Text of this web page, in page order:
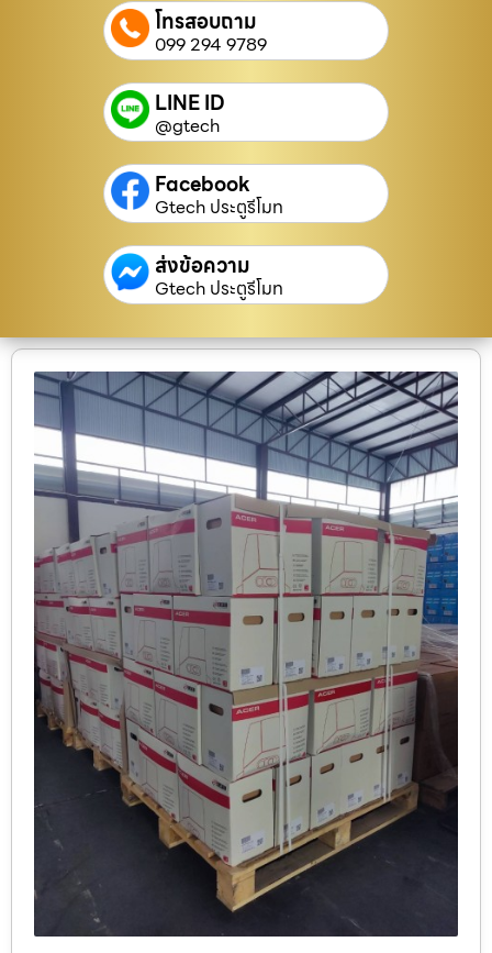
โทรสอบถาม
099 294 9789
LINE ID
@gtech
Facebook
Gtech ประตูรีโมท
ส่งข้อความ
Gtech ประตูรีโมท